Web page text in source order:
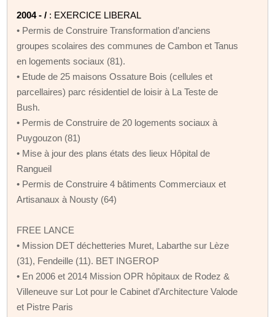
2004 - / : EXERCICE LIBERAL
• Permis de Construire Transformation d’anciens
groupes scolaires des communes de Cambon et Tanus
en logements sociaux (81).
• Etude de 25 maisons Ossature Bois (cellules et
parcellaires) parc résidentiel de loisir à La Teste de
Bush.
• Permis de Construire de 20 logements sociaux à
Puygouzon (81)
• Mise à jour des plans états des lieux Hôpital de
Rangueil
• Permis de Construire 4 bâtiments Commerciaux et
Artisanaux à Nousty (64)
FREE LANCE
• Mission DET déchetteries Muret, Labarthe sur Lèze
(31), Fendeille (11). BET INGEROP
• En 2006 et 2014 Mission OPR hôpitaux de Rodez &
Villeneuve sur Lot pour le Cabinet d’Architecture Valode
et Pistre Paris